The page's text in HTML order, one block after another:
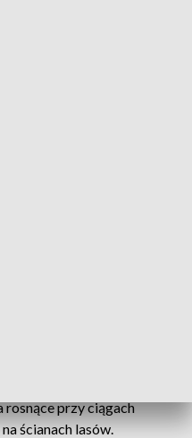
rosnące przy ciągach
ścianach lasów.